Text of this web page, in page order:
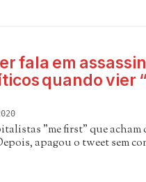
fala em
quando vier
"me first" que acham
apagou o tweet sem